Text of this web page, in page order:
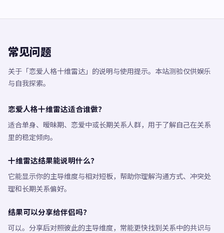
常见问题
关于「恋爱人格十维雷达」的说明与使用提示。本站测验仅供娱乐
与自我探索。
恋爱人格十维雷达适合谁做？
适合单身、暧昧期、恋爱中或长期关系人群，用于了解自己在关系
里的稳定倾向。
十维雷达结果能说明什么？
它能显示你的主导维度与相对短板，帮助你理解沟通方式、冲突处
理和长期关系偏好。
结果可以分享给伴侣吗？
可以。分享后对照彼此的主导维度，常能更快找到关系中的共识与